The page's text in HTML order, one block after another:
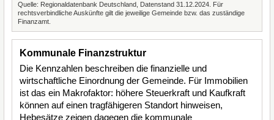
Quelle: Regionaldatenbank Deutschland, Datenstand 31.12.2024. Für
rechtsverbindliche Auskünfte gilt die jeweilige Gemeinde bzw. das zuständige
Finanzamt.
Kommunale Finanzstruktur
Die Kennzahlen beschreiben die finanzielle und
wirtschaftliche Einordnung der Gemeinde. Für Immobilien
ist das ein Makrofaktor: höhere Steuerkraft und Kaufkraft
können auf einen tragfähigeren Standort hinweisen,
Hebesätze zeigen dagegen die kommunale